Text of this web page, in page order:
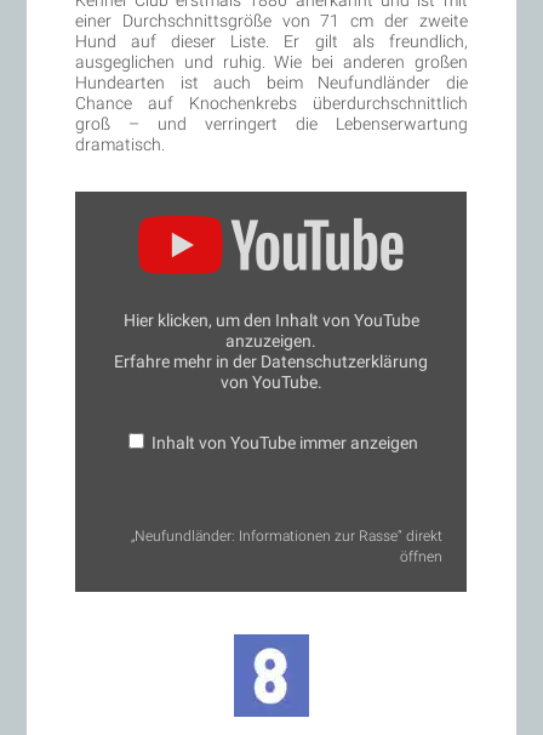
einer Durchschnittsgröße von 71 cm der zweite
Hund auf dieser Liste. Er gilt als freundlich,
ausgeglichen und ruhig. Wie bei anderen großen
Hundearten ist auch beim Neufundländer die
Chance auf Knochenkrebs überdurchschnittlich
groß – und verringert die Lebenserwartung
dramatisch.
Informationen
Hier klicken, um den Inhalt von YouTube
anzuzeigen.
Erfahre mehr in der Datenschutzerklärung
von YouTube.
Inhalt von YouTube immer anzeigen
„Neufundländer: Informationen zur Rasse“ direkt
öffnen